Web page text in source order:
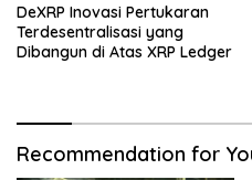
DeXRP Inovasi Pertukaran
Terdesentralisasi yang
Dibangun di Atas XRP Ledger
Recommendation for